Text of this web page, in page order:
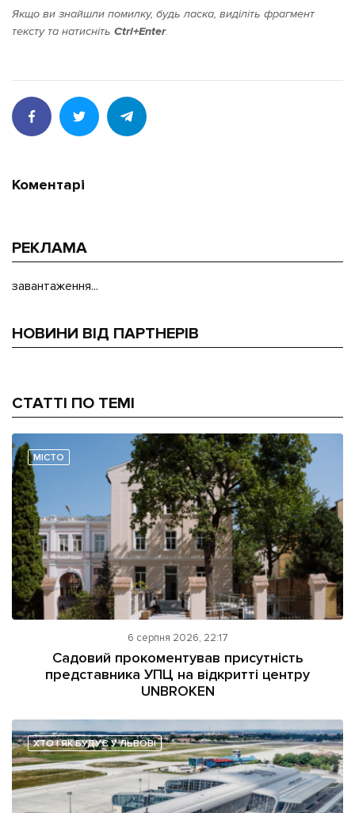
Якщо ви знайшли помилку, будь ласка, виділіть фрагмент
тексту та натисніть Ctrl+Enter.
Коментарі
РЕКЛАМА
завантаження...
НОВИНИ ВІД ПАРТНЕРІВ
СТАТТІ ПО ТЕМІ
МІСТО
6 серпня 2026, 22:17
Садовий прокоментував присутність
представника УПЦ на відкритті центру
UNBROKEN
ХТО І ЯК БУДУЄ У ЛЬВОВІ